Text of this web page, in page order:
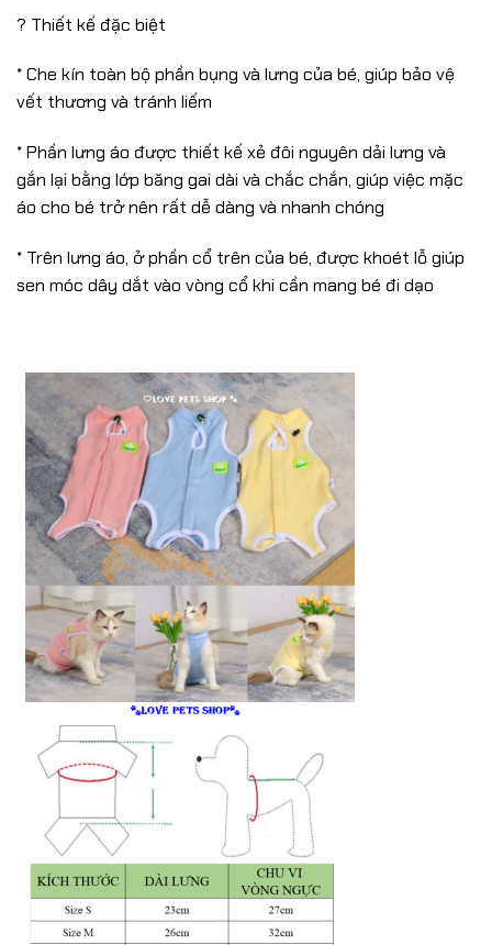
? Thiết kế đặc biệt
* Che kín toàn bộ phần bụng và lưng của bé, giúp bảo vệ
vết thương và tránh liếm
* Phần lưng áo được thiết kế xẻ đôi nguyên dải lưng và
gắn lại bằng lớp băng gai dài và chắc chắn, giúp việc mặc
áo cho bé trở nên rất dễ dàng và nhanh chóng
* Trên lưng áo, ở phần cổ trên của bé, được khoét lỗ giúp
sen móc dây dắt vào vòng cổ khi cần mang bé đi dạo